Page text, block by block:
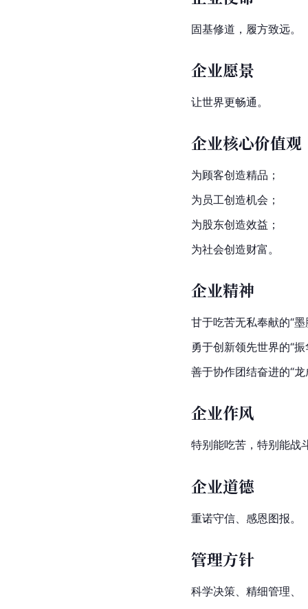
固基修道，履方致远。
企业愿景
让世界更畅通。
企业核心价值观
为顾客创造精品；
为员工创造机会；
为股东创造效益；
为社会创造财富。
企业精神
甘于吃苦无私奉献的“墨
勇于创新领先世界的“
善于协作团结奋进的“龙
企业作风
特别能吃苦，特别能战
企业道德
重诺守信、感恩图报。
管理方针
科学决策、精细管理、